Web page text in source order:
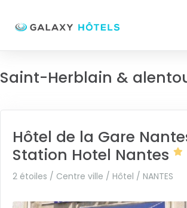
Saint-Herblain &
Hôtel de la Gare
Station Hotel Nantes
2 étoiles / Centre ville / Hôtel / NANTES